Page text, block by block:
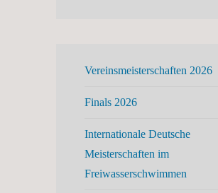
Vereinsmeisterschaften 2026
Finals 2026
Internationale Deutsche
Meisterschaften im
Freiwasserschwimmen